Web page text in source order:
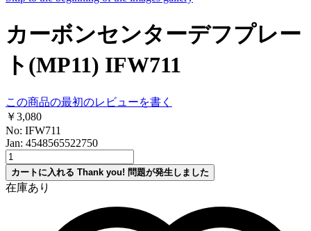
カーボンセンターデフプレー
ト(MP11) IFW711
この商品の最初のレビューを書く
￥3,080
No: IFW711
Jan: 4548565522750
カートに入れる Thank you! 問題が発生しました
在庫あり